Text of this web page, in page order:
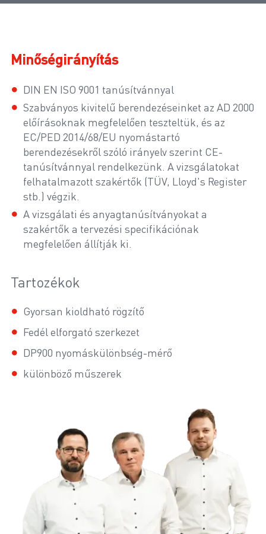
Minőségirányítás
DIN EN ISO 9001 tanúsítvánnyal
Szabványos kivitelű berendezéseinket az AD 2000
előírásoknak megfelelően teszteltük, és az
EC/PED 2014/68/EU nyomástartó
berendezésekről szóló irányelv szerint CE-
tanúsítvánnyal rendelkezünk. A vizsgálatokat
felhatalmazott szakértők (TÜV, Lloyd's Register
stb.) végzik.
A vizsgálati és anyagtanúsítványokat a
szakértők a tervezési specifikációnak
megfelelően állítják ki.
Tartozékok
Gyorsan kioldható rögzítő
Fedél elforgató szerkezet
DP900 nyomáskülönbség-mérő
különböző műszerek